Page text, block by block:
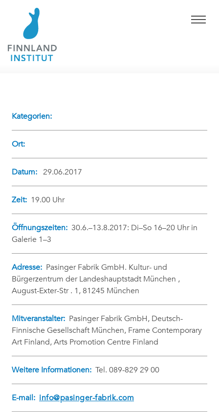
Kategorien:
Ort:
Datum: 29.06.2017
Zeit: 19.00 Uhr
Öffnungszeiten: 30.6.–13.8.2017: Di–So 16–20 Uhr in
Galerie 1–3
Adresse: Pasinger Fabrik GmbH. Kultur- und
Bürgerzentrum der Landeshauptstadt München ,
August-Exter-Str . 1, 81245 München
Mitveranstalter: Pasinger Fabrik GmbH, Deutsch-
Finnische Gesellschaft München, Frame Contemporary
Art Finland, Arts Promotion Centre Finland
Weitere Informationen: Tel. 089-829 29 00
E-mail: info@pasinger-fabrik.com